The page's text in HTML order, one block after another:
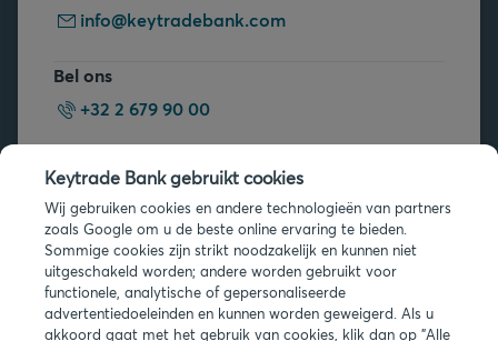
info@keytradebank.com
Bel ons
+32 2 679 90 00
Vragen?
Veelgestelde vragen
Keytrade Bank gebruikt cookies
Wij gebruiken cookies en andere technologieën van partners
zoals Google om u de beste online ervaring te bieden.
Sommige cookies zijn strikt noodzakelijk en kunnen niet
uitgeschakeld worden; andere worden gebruikt voor
functionele, analytische of gepersonaliseerde
advertentiedoeleinden en kunnen worden geweigerd. Als u
akkoord gaat met het gebruik van cookies, klik dan op "Alle